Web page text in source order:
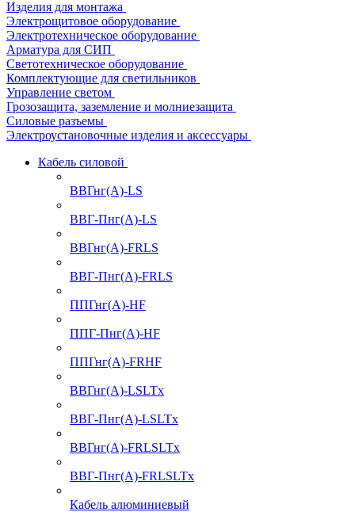
Изделия для монтажа
Электрощитовое оборудование
Электротехническое оборудование
Арматура для СИП
Светотехническое оборудование
Комплектующие для светильников
Управление светом
Грозозащита, заземление и молниезащита
Силовые разъемы
Электроустановочные изделия и аксессуары
Кабель силовой
ВВГнг(А)-LS
ВВГ-Пнг(А)-LS
ВВГнг(А)-FRLS
ВВГ-Пнг(А)-FRLS
ППГнг(А)-HF
ППГ-Пнг(А)-HF
ППГнг(А)-FRHF
ВВГнг(А)-LSLTx
ВВГ-Пнг(А)-LSLTx
ВВГнг(А)-FRLSLTx
ВВГ-Пнг(А)-FRLSLTx
Кабель алюминиевый